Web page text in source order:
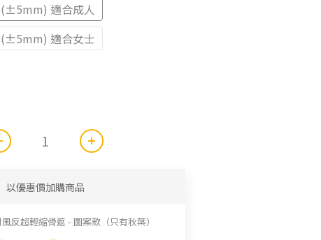
適合成人
適合女士
以優惠價加購商品
反超輕縮骨遮 - 圖案款（只有秋葉）